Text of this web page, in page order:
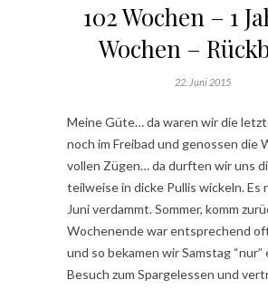
102 Wochen – 1
Wochen –
22. Juni 2015
Meine Güte… da waren wir die
noch im Freibad und genossen die
vollen Zügen… da durften wir uns
teilweise in dicke Pullis wickeln. Es
Juni verdammt. Sommer, komm
Wochenende war entsprechend
und so bekamen wir Samstag “nur”
Besuch zum Spargelessen und